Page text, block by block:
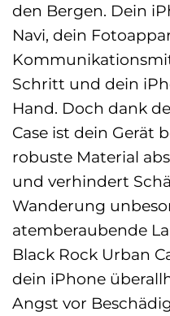
den Bergen. Dein
Navi, dein
Schritt und dein
Hand. Doch dank
Case ist dein Gerät
robuste Material
und verhindert
Wanderung
atemberaubende
Black Rock Urban
dein iPhone
Angst vor